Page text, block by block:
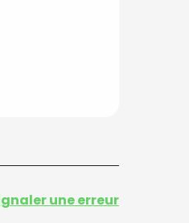
une erreur